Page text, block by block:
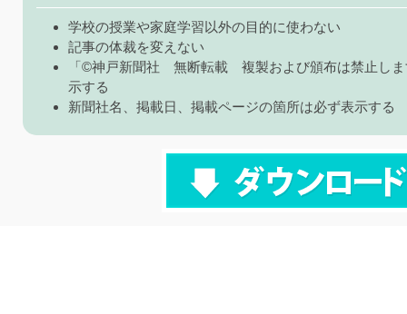
学校の授業や家庭学習以外の目的に使わない
記事の体裁を変えない
「©神戸新聞社 無断転載 複製および頒布は禁止しま
示する
新聞社名、掲載日、掲載ページの箇所は必ず表示する